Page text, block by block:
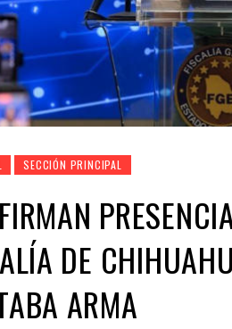
SECCIÓN PRINCIPAL
DE
ARMA